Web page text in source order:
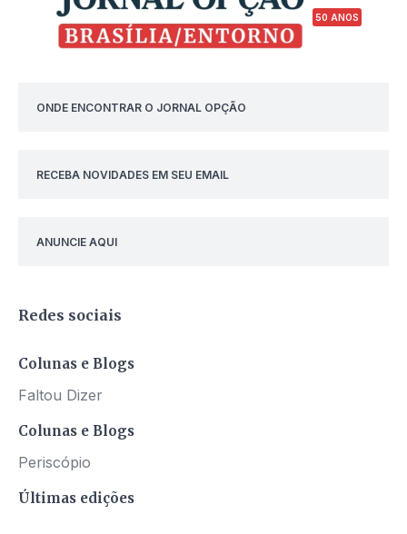
50 ANOS
ONDE ENCONTRAR O JORNAL OPÇÃO
RECEBA NOVIDADES EM SEU EMAIL
ANUNCIE AQUI
Redes sociais
Colunas e Blogs
Faltou Dizer
Colunas e Blogs
Periscópio
Últimas edições